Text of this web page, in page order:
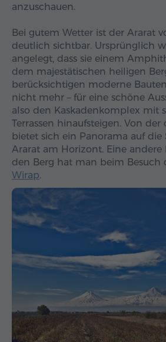
anzuschauen.
Bei gutem Wetter ist der Ararat
deutlich sichtbar. Ursprünglich
angelegt, dass sie einem
dem majestätischen heiligen
berücksichtigen moderne
nicht mehr – für eine schöne
also den Kaskadenkomplex mit
Terrassen hinaufsteigen. Von der
bietet sich ein Panorama auf
Ararat am Horizont. Eine andere
den Berg hat man beim Besuch
Wirap.